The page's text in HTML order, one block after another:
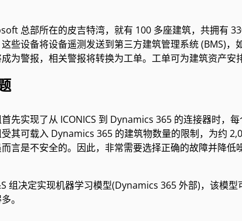
总部所在的皮吉特湾，就有 100 多座建筑，共拥有
些设备将设备遥测发送到第三方建筑管理系统 (BMS)
为警报，相关警报将转换为工单。工单可为建筑资产安
首先实现了从 ICONICS 到 Dynamics 365 的连接器时，
其可载入 Dynamics 365 的建筑物数量的限制，为约
言是不安全的。因此，非常需要选择正确的故障并降
组决定实现机器学习模型(Dynamics 365 外部)，该模
。